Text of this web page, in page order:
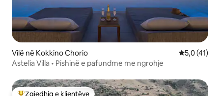
Vilë në Kokkino Chorio Vlerësimi
5,0 (41)
Astelia Villa • Pishinë e pafundme me ngrohje
Zgjedhja e klientëve